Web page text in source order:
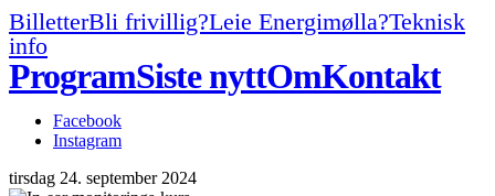
BilletterBli frivillig?Leie Energimølla?Teknisk
info
ProgramSiste nyttOmKontakt
Facebook
Instagram
tirsdag 24. september 2024